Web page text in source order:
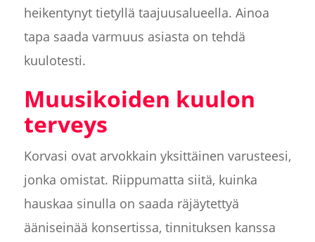
heikentynyt tietyllä taajuusalueella. Ainoa
tapa saada varmuus asiasta on tehdä
kuulotesti.
Muusikoiden kuulon
terveys
Korvasi ovat arvokkain yksittäinen varusteesi,
jonka omistat. Riippumatta siitä, kuinka
hauskaa sinulla on saada räjäytettyä
ääniseinää konsertissa, tinnituksen kanssa